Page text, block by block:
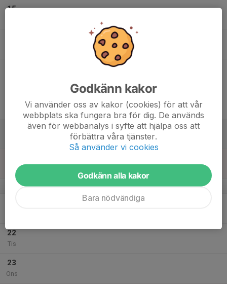
15
Sön
v.52
22
Tis
23
Ons
Godkänn kakor
Vi använder oss av kakor (cookies) för att vår
webbplats ska fungera bra för dig. De används
även för webbanalys i syfte att hjälpa oss att
förbättra våra tjänster.
Så använder vi cookies
Godkänn alla kakor
Bara nödvändiga